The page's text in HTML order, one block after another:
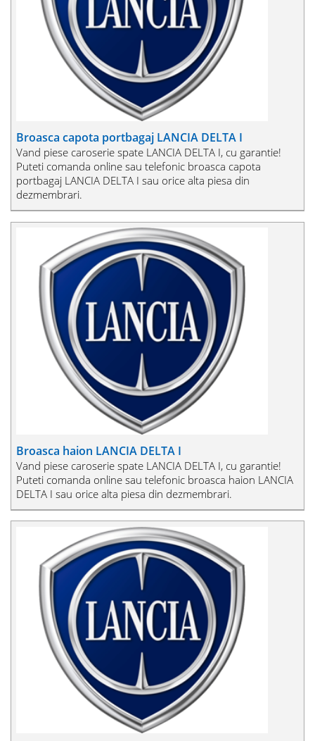
Broasca capota portbagaj LANCIA DELTA I
Vand piese caroserie spate LANCIA DELTA I, cu garantie!
Puteti comanda online sau telefonic broasca capota
portbagaj LANCIA DELTA I sau orice alta piesa din
dezmembrari.
Broasca haion LANCIA DELTA I
Vand piese caroserie spate LANCIA DELTA I, cu garantie!
Puteti comanda online sau telefonic broasca haion LANCIA
DELTA I sau orice alta piesa din dezmembrari.